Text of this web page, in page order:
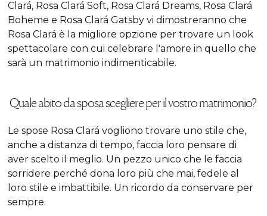
Clará, Rosa Clará Soft, Rosa Clará Dreams, Rosa Clará
Boheme e Rosa Clará Gatsby vi dimostreranno che
Rosa Clará è la migliore opzione per trovare un look
spettacolare con cui celebrare l'amore in quello che
sarà un matrimonio indimenticabile.
Quale abito da sposa scegliere per il vostro matrimonio?
Le spose Rosa Clará vogliono trovare uno stile che,
anche a distanza di tempo, faccia loro pensare di
aver scelto il meglio. Un pezzo unico che le faccia
sorridere perché dona loro più che mai, fedele al
loro stile e imbattibile. Un ricordo da conservare per
sempre.